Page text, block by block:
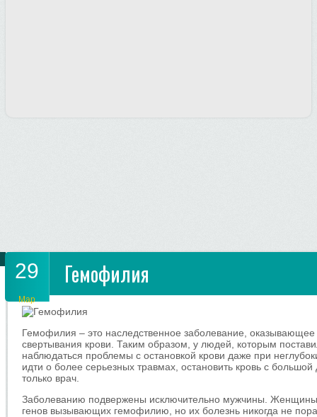
29
Мар
Гемофилия
Гемофилия – это наследственное заболевание,
свертывания крови. Таким образом, у людей, которым
наблюдаться проблемы с остановкой крови даже при
идти о более серьезных травмах, остановить кровь с
только врач.
Заболеванию подвержены исключительно мужчины. Женщины
генов вызывающих гемофилию, но их болезнь никогда не